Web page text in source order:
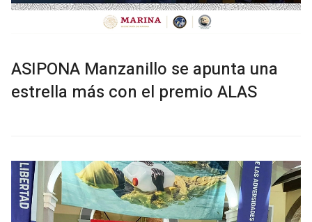
ASIPONA Manzanillo se apunta una
estrella más con el premio ALAS